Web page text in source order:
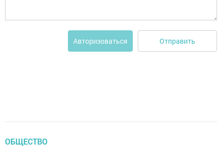
Авторизоваться Отправить
ОБЩЕСТВО